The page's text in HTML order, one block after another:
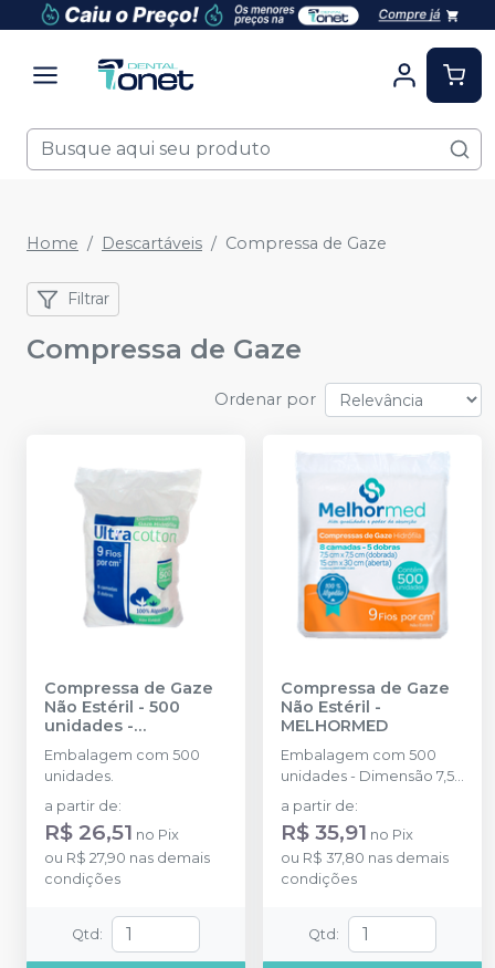
Home Descartáveis Compressa de Gaze
Filtrar
Compressa de Gaze
Ordenar por
Compressa de Gaze
Não Estéril - 500
unidades -
ULTRACOTTON
Embalagem com 500
unidades.
a partir de:
R$ 26,51 no Pix
ou R$ 27,90 nas demais
condições
Qtd :
Compressa de Gaze
Não Estéril -
MELHORMED
Embalagem com 500
unidades - Dimensão 7,5
x 7,5 cm.
a partir de:
R$ 35,91 no Pix
ou R$ 37,80 nas demais
condições
Qtd :